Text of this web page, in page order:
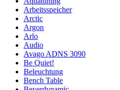
Arbeitsspeicher
Arctic
Argon
Arlo
Audio
Avago ADNS 3090
Be Quiet!
Beleuchtung
Bench Table